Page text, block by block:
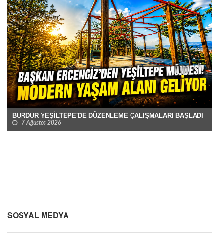
BURDUR YEŞİLTEPE'DE DÜZENLEME ÇALIŞMALARI BAŞLADI
7 Ağustos 2026
SOSYAL MEDYA